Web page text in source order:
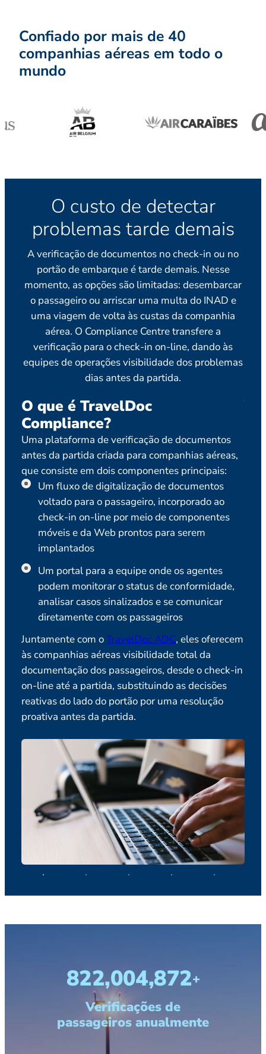
Confiado por mais de 40
companhias aéreas em todo o
mundo
O custo de detectar
problemas tarde demais
A verificação de documentos no check-in ou no
portão de embarque é tarde demais. Nesse
momento, as opções são limitadas: desembarcar
o passageiro ou arriscar uma multa do INAD e
uma viagem de volta às custas da companhia
aérea. O Compliance Centre transfere a
verificação para o check-in on-line, dando às
equipes de operações visibilidade dos problemas
dias antes da partida.
O que é TravelDoc
Compliance?
Uma plataforma de verificação de documentos
antes da partida criada para companhias aéreas,
que consiste em dois componentes principais:
Um fluxo de digitalização de documentos
voltado para o passageiro, incorporado ao
check-in on-line por meio de componentes
móveis e da Web prontos para serem
implantados
Um portal para a equipe onde os agentes
podem monitorar o status de conformidade,
analisar casos sinalizados e se comunicar
diretamente com os passageiros
Juntamente com oTravelDoc ADC, eles oferecem
às companhias aéreas visibilidade total da
documentação dos passageiros, desde o check-in
on-line até a partida, substituindo as decisões
reativas do lado do portão por uma resolução
proativa antes da partida.
1,000,000,000
Verificações de
passageiros anualmente